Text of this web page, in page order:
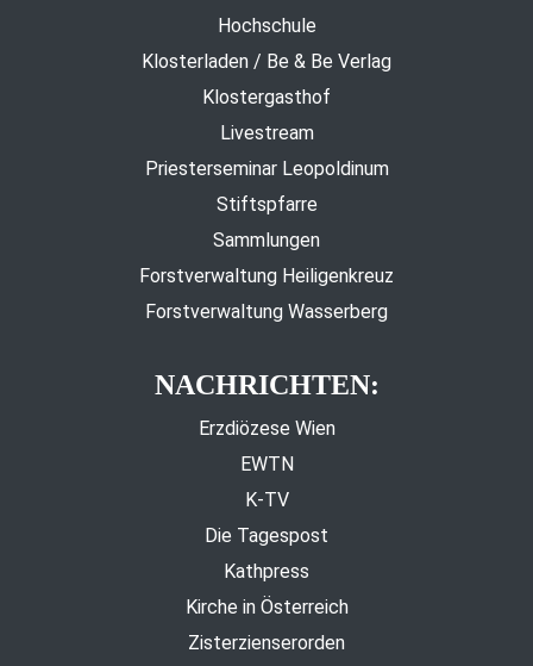
Hochschule
Klosterladen / Be & Be Verlag
Klostergasthof
Livestream
Priesterseminar Leopoldinum
Stiftspfarre
Sammlungen
Forstverwaltung Heiligenkreuz
Forstverwaltung Wasserberg
NACHRICHTEN:
Erzdiözese Wien
EWTN
K-TV
Die Tagespost
Kathpress
Kirche in Österreich
Zisterzienserorden